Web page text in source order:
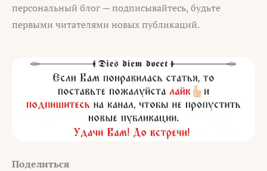
персональный блог — подписывайтесь, будьте
первыми читателями новых публикаций.
Поделиться